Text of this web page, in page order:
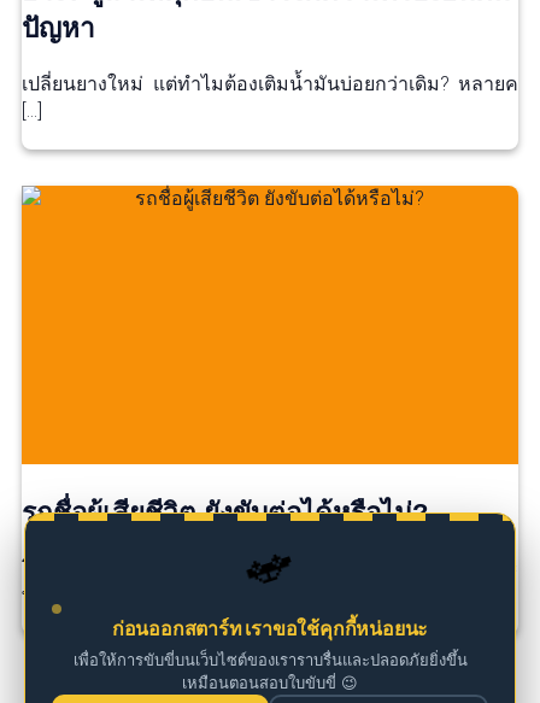
🚗
ก่อนออกสตาร์ท เราขอใช้คุกกี้หน่อยนะ
เพื่อให้การขับขี่บนเว็บไซต์ของเราราบรื่นและปลอดภัยยิ่งขึ้น
เหมือนตอนสอบใบขับขี่ 😉
ปัญหา
เปลี่ยนยางใหม่ แต่ทำไมต้องเติมน้ำมันบ่อยกว่าเดิม? หลายค
[…]
รถชื่อผู้เสียชีวิต ยังขับต่อได้หรือไม่?
โดยทั่วไป รถยังสามารถใช้งานได้ หากมีภาษีรถยนต์และ
พ.ร.บ […]